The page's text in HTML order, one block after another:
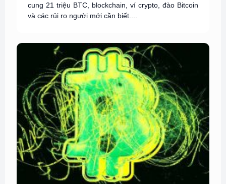
cung 21 triệu BTC, blockchain, ví crypto, đào Bitcoin
và các rủi ro người mới cần biết....